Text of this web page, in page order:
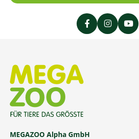
MEGAZOO Alpha GmbH